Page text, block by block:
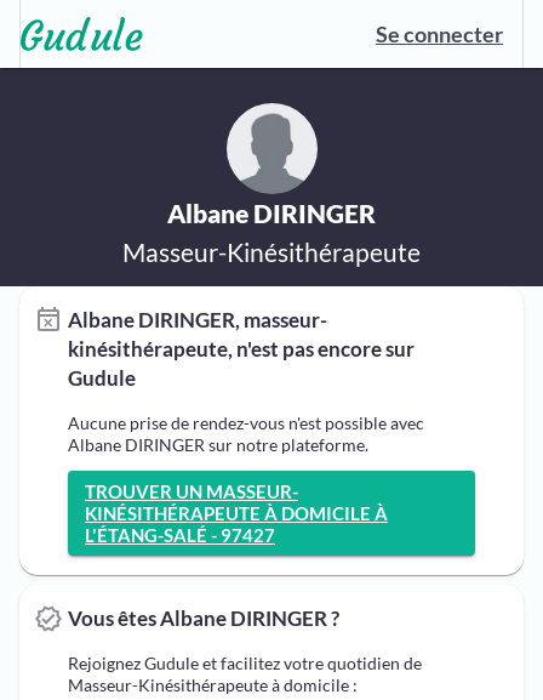
Se connecter
Albane DIRINGER
Masseur-Kinésithérapeute
Albane DIRINGER, masseur-
kinésithérapeute, n'est pas encore sur
Gudule
Aucune prise de rendez-vous n'est possible avec
Albane DIRINGER sur notre plateforme.
TROUVER UN MASSEUR-
KINÉSITHÉRAPEUTE À DOMICILE À
L'ÉTANG-SALÉ - 97427
Vous êtes Albane DIRINGER ?
Rejoignez Gudule et facilitez votre quotidien de
Masseur-Kinésithérapeute à domicile :